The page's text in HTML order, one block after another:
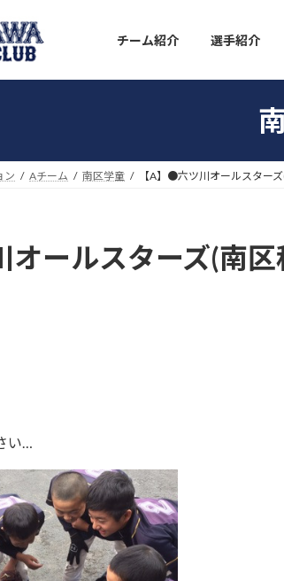
チーム紹介 選手紹介
ン Aチーム 南区学童 【A】●六ツ川オールスター
オールスターズ(南
い…